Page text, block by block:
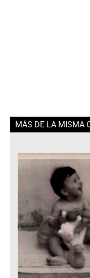
MÁS DE LA MISMA